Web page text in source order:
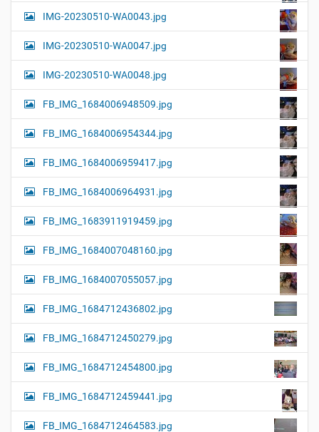
IMG-20230510-WA0043.jpg
IMG-20230510-WA0047.jpg
IMG-20230510-WA0048.jpg
FB_IMG_1684006948509.jpg
FB_IMG_1684006954344.jpg
FB_IMG_1684006959417.jpg
FB_IMG_1684006964931.jpg
FB_IMG_1683911919459.jpg
FB_IMG_1684007048160.jpg
FB_IMG_1684007055057.jpg
FB_IMG_1684712436802.jpg
FB_IMG_1684712450279.jpg
FB_IMG_1684712454800.jpg
FB_IMG_1684712459441.jpg
FB_IMG_1684712464583.jpg